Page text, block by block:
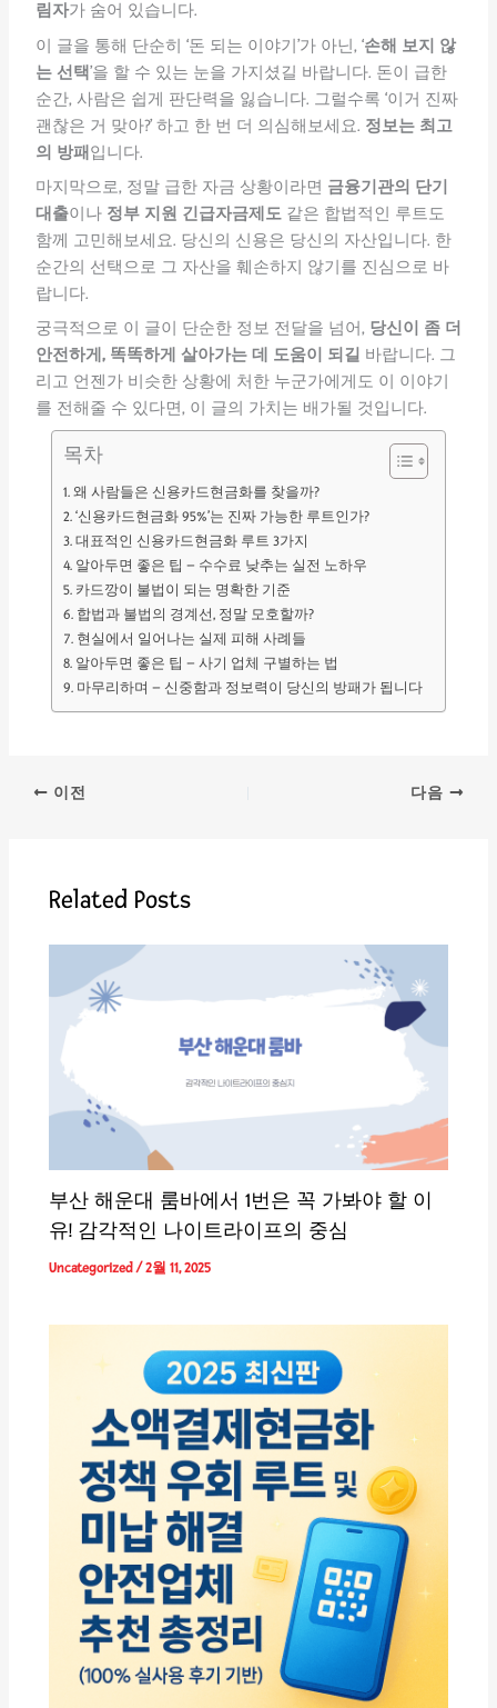
림자가 숨어 있습니다.
이 글을 통해 단순히 ‘돈 되는 이야기’가 아닌, ‘손해 보지 않
는 선택’을 할 수 있는 눈을 가지셨길 바랍니다. 돈이 급한
순간, 사람은 쉽게 판단력을 잃습니다. 그럴수록 ‘이거 진짜
괜찮은 거 맞아?’ 하고 한 번 더 의심해보세요. 정보는 최고
의 방패 입니다.
마지막으로, 정말 급한 자금 상황이라면 금융기관의 단기
대출이나 정부 지원 긴급자금제도같은 합법적인 루트도
함께 고민해보세요. 당신의 신용은 당신의 자산입니다. 한
순간의 선택으로 그 자산을 훼손하지 않기를 진심으로 바
랍니다.
궁극적으로 이 글이 단순한 정보 전달을 넘어, 당신이 좀 더
안전하게, 똑똑하게 살아가는 데 도움이 되길 바랍니다. 그
리고 언젠가 비슷한 상황에 처한 누군가에게도 이 이야기
를 전해줄 수 있다면, 이 글의 가치는 배가될 것입니다.
목차
왜 사람들은 신용카드현금화를 찾을까?
‘신용카드현금화 95%’는 진짜 가능한 루트인가?
대표적인 신용카드현금화 루트 3가지
알아두면 좋은 팁 – 수수료 낮추는 실전 노하우
카드깡이 불법이 되는 명확한 기준
합법과 불법의 경계선, 정말 모호할까?
현실에서 일어나는 실제 피해 사례들
알아두면 좋은 팁 – 사기 업체 구별하는 법
마무리하며 – 신중함과 정보력이 당신의 방패가 됩니다
이전 다음
Related Posts
부산 해운대 룸바에서 1번은 꼭 가봐야 할 이
유! 감각적인 나이트라이프의 중심
Uncategorized/2월 11, 2025